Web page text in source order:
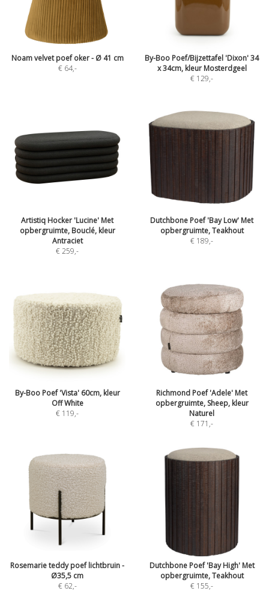
Noam velvet poef oker - Ø 41 cm
€ 64,-
By-Boo Poef/Bijzettafel 'Dixon' 34
x 34cm, kleur Mosterdgeel
€ 129,-
Artistiq Hocker 'Lucine' Met
opbergruimte, Bouclé, kleur
Antraciet
€ 259,-
Dutchbone Poef 'Bay Low' Met
opbergruimte, Teakhout
€ 189,-
By-Boo Poef 'Vista' 60cm, kleur
Off White
€ 119,-
Richmond Poef 'Adele' Met
opbergruimte, Sheep, kleur
Naturel
€ 171 ,-
Rosemarie teddy poef lichtbruin -
Ø35,5 cm
€ 62,-
Dutchbone Poef 'Bay High' Met
opbergruimte, Teakhout
€ 155,-